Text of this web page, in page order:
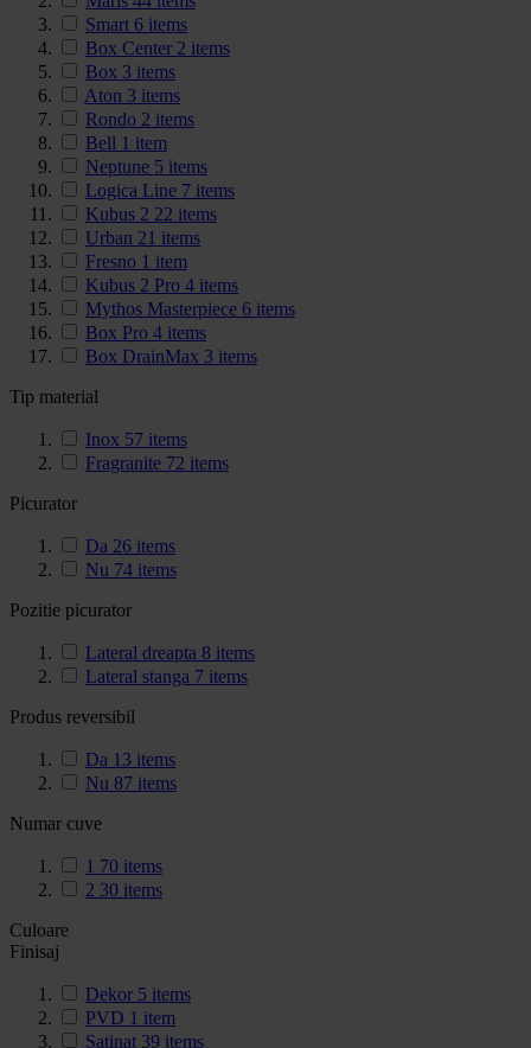
Smart 6 items
Box Center 2 items
Box 3 items
Aton 3 items
Rondo 2 items
Bell 1 item
Neptune 5 items
Logica Line 7 items
Kubus 2 22 items
Urban 21 items
Fresno 1 item
Kubus 2 Pro 4 items
Mythos Masterpiece 6 items
Box Pro 4 items
Box DrainMax 3 items
Tip material
Inox 57 items
Fragranite 72 items
Picurator
Da 26 items
Nu 74 items
Pozitie picurator
Lateral dreapta 8 items
Lateral stanga 7 items
Produs reversibil
Da 13 items
Nu 87 items
Numar cuve
1 70 items
2 30 items
Culoare
Finisaj
Dekor 5 items
PVD 1 item
Satinat 39 items